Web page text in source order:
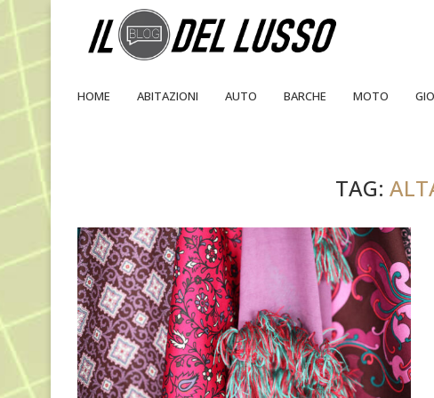
HOME ABITAZIONI AUTO BARCHE MOTO
TAG: